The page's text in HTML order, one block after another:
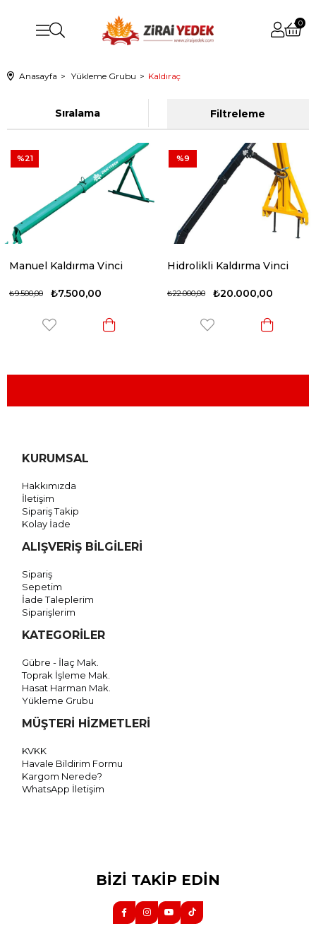
0
Anasayfa Yükleme Grubu Kaldıraç
Filtreleme
Sıralama
Manuel Kaldırma Vinci
₺7.500,00
₺9.500,00
%21
Hidrolikli Kaldırma Vinci
₺20.000,00
₺22.000,00
%9
KURUMSAL
Hakkımızda
İletişim
Sipariş Takip
Kolay İade
ALIŞVERİŞ BİLGİLERİ
Sipariş
Sepetim
İade Taleplerim
Siparişlerim
KATEGORİLER
Gübre - İlaç Mak.
Toprak İşleme Mak.
Hasat Harman Mak.
Yükleme Grubu
MÜŞTERİ HİZMETLERİ
KVKK
Havale Bildirim Formu
Kargom Nerede?
WhatsApp İletişim
BİZİ TAKİP EDİN